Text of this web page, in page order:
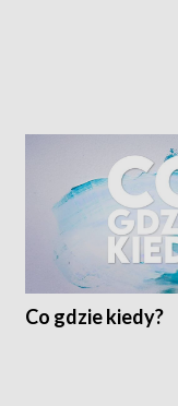
Co gdzie kiedy?